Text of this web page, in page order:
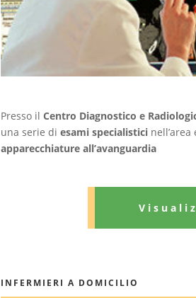
Presso ilCentro Diagnostico e
una serie diesami specialistici
apparecchiature all’avanguardia
INFERMIERI A DOMICILIO